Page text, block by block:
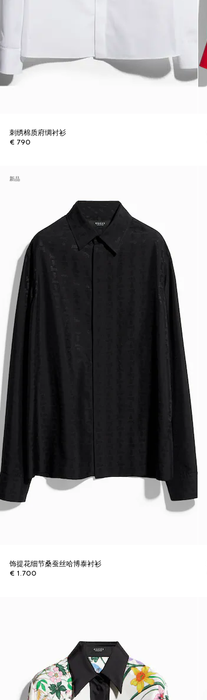
刺绣棉质府绸衬衫
€ 790
新品
饰提花细节桑蚕丝哈博泰衬衫
€ 1.700